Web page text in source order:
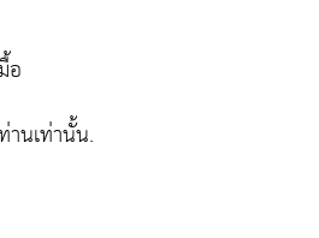
อ
นเท่านั้น.